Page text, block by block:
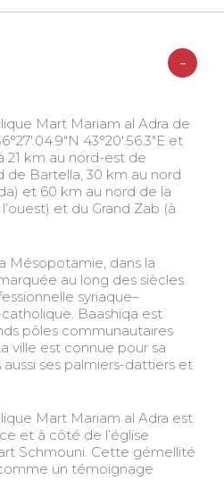
-
Mart Mariam al Adra de
43°20′.56.3″E et
21 km au nord-est de
de Bartella, 30 km au nord
et 60 km au nord de la
et du Grand Zab (à
Mésopotamie, dans la
au long des siècles
syriaque–
Baashiqa est
pôles communautaires
ville est connue pour sa
aussi ses palmiers-dattiers et
Mart Mariam al Adra est
et à côté de l’église
Schmouni. Cette gémellité
un témoignage